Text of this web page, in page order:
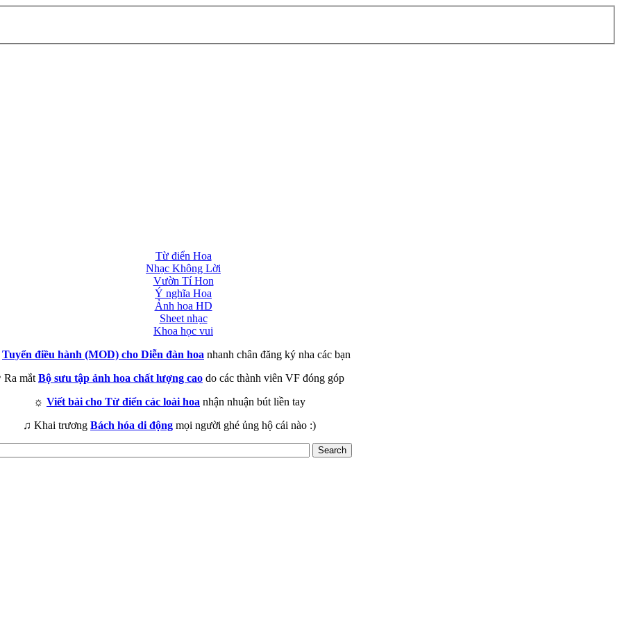
Từ điển Hoa
Nhạc Không Lời
Vườn Tí Hon
Ý nghĩa Hoa
Ảnh hoa HD
Sheet nhạc
Khoa học vui
Tuyển điều hành (MOD) cho Diễn đàn hoa nhanh chân đăng ký nha các bạn
Ra mắt Bộ sưu tập ảnh hoa chất lượng cao do các thành viên VF đóng góp
☼ Viết bài cho Từ điển các loài hoa nhận nhuận bút liền tay
♫ Khai trương Bách hóa di động mọi người ghé ủng hộ cái nào :)